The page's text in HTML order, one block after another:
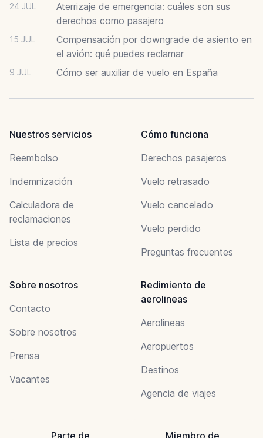
24 JUL
Aterrizaje de emergencia: cuáles son sus
derechos como pasajero
15 JUL
Compensación por downgrade de asiento en
el avión: qué puedes reclamar
9 JUL Cómo ser auxiliar de vuelo en España
Nuestros servicios
Reembolso
Indemnización
Calculadora de
reclamaciones
Lista de precios
Cómo funciona
Derechos pasajeros
Vuelo retrasado
Vuelo cancelado
Vuelo perdido
Preguntas frecuentes
Sobre nosotros
Contacto
Sobre nosotros
Prensa
Vacantes
Redimiento de
aerolineas
Aerolineas
Aeropuertos
Destinos
Agencia de viajes
Parte de Miembro de